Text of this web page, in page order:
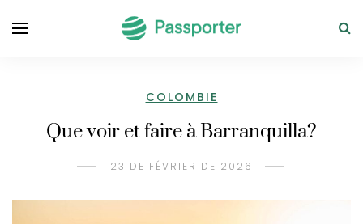
COLOMBIE
Que voir et faire à Barranquilla?
23 DE FÉVRIER DE 2026